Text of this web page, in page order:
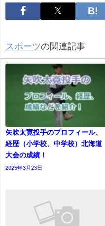
スポーツの関連記事
矢吹太寛投手のプロフィール、
経歴（小学校、中学校）北海道
大会の成績！
2025年3月23日